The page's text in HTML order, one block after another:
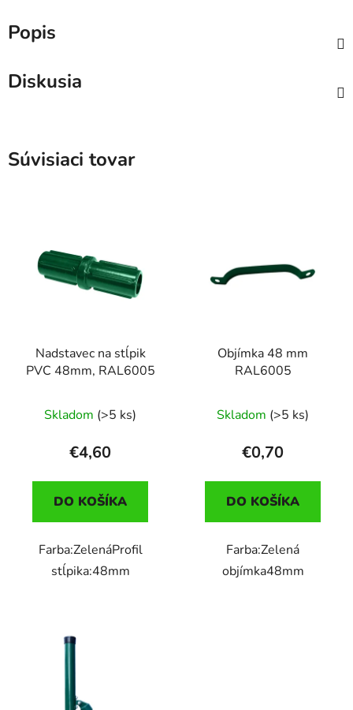
Popis
Diskusia
Súvisiaci tovar
Nadstavec na stĺpik
PVC 48mm, RAL6005
Skladom (>5 ks)
€4,60
DO KOŠÍKA
Farba:ZelenáProfil
stĺpika:48mm
Objímka 48 mm
RAL6005
Skladom (>5 ks)
€0,70
DO KOŠÍKA
Farba:Zelená
objímka48mm